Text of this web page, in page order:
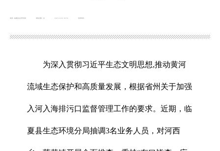
来源：临夏县生态环境局 浏览次数： 发布时间：
2025-10-01 09:56
为深入贯彻习近平生态文明思想,推动黄河
流域生态保护和高质量发展，根据省州关于加强
入河入海排污口监督管理工作的要求。近期，临
夏县生态环境分局抽调3名业务人员，对河西